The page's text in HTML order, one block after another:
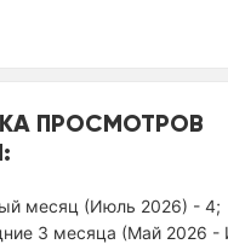
ПРОСМОТРОВ
месяц (Июль 2026) - 4;
3 месяца (Май 2026